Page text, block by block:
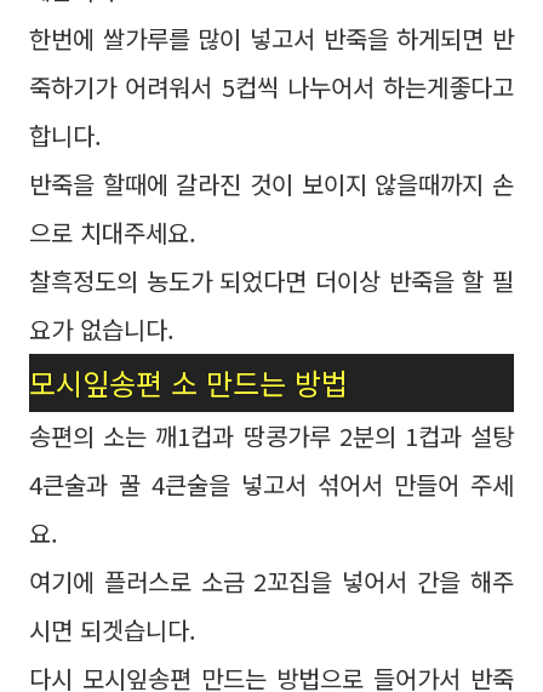
한번에 쌀가루를 많이 넣고서 반죽을 하게되면 반
죽하기가 어려워서 5컵씩 나누어서 하는게좋다고
합니다.
반죽을 할때에 갈라진 것이 보이지 않을때까지 손
으로 치대주세요.
찰흑정도의 농도가 되었다면 더이상 반죽을 할 필
요가 없습니다.
모시잎송편 소 만드는 방법
송편의 소는 깨1컵과 땅콩가루 2분의 1컵과 설탕
4큰술과 꿀 4큰술을 넣고서 섞어서 만들어 주세
요.
여기에 플러스로 소금 2꼬집을 넣어서 간을 해주
시면 되겟습니다.
다시 모시잎송편 만드는 방법으로 들어가서 반죽